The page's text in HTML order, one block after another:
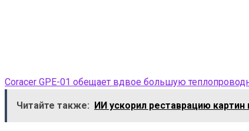
Coracer GPE-01 обещает вдвое большую
Читайте также: ИИ ускорил реставрацию картин